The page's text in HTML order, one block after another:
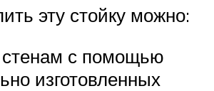
эту стойку можно:
с помощью
изготовленных